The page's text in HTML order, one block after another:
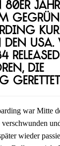
USA.
die
gerettet
war Mitte
wieder